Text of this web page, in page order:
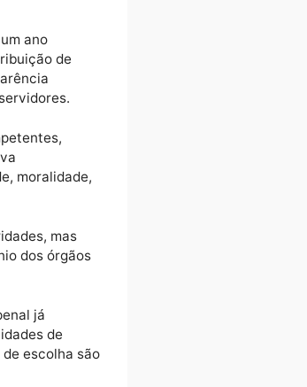
2023, ressaltava
Pública,
da administração e
um modelo sem
à distribuição de
transparência
os servidores.
competentes,
da nova
moralidade,